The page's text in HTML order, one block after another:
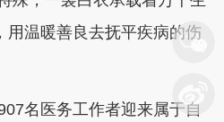
用温暖善良去抚平疾病的伤
名医务工作者迎来属于自